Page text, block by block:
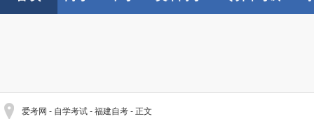
爱考网 - 自学考试 - 福建自考 - 正文